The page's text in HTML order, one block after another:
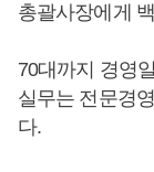
총괄사장에게
70대까지 경영
실무는 전문경
다.